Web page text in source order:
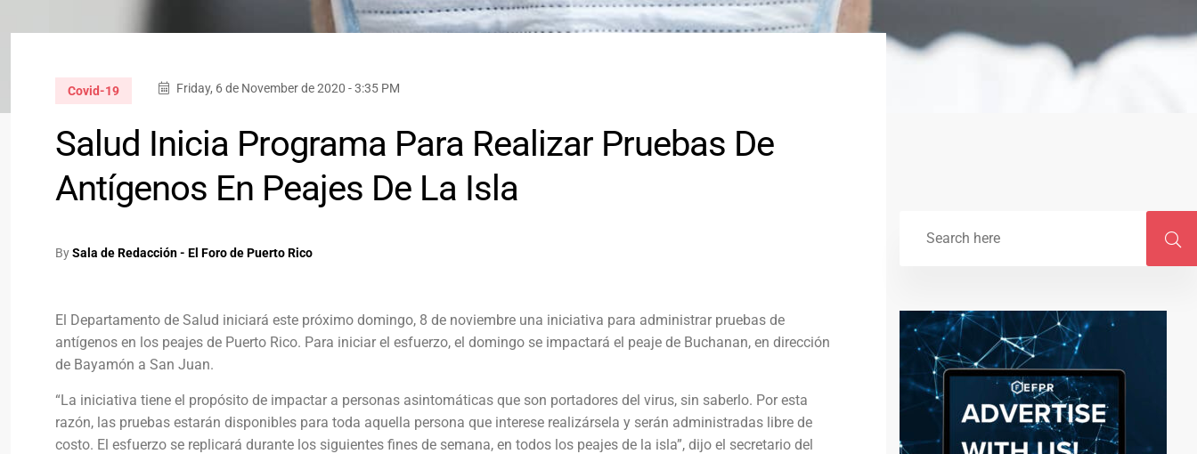
Covid-19 Friday, 6 de November de 2020 - 3:35 PM
Salud Inicia Programa Para Realizar Pruebas De
Antígenos En Peajes De La Isla
BySala de Redacción - El Foro de Puerto Rico
El Departamento de Salud iniciará este próximo domingo, 8 de noviembre una iniciativa para administrar pruebas de
antígenos en los peajes de Puerto Rico. Para iniciar el esfuerzo, el domingo se impactará el peaje de Buchanan, en dirección
de Bayamón a San Juan.
“La iniciativa tiene el propósito de impactar a personas asintomáticas que son portadores del virus, sin saberlo. Por esta
razón, las pruebas estarán disponibles para toda aquella persona que interese realizársela y serán administradas libre de
costo. El esfuerzo se replicará durante los siguientes fines de semana, en todos los peajes de la isla”, dijo el secretario del